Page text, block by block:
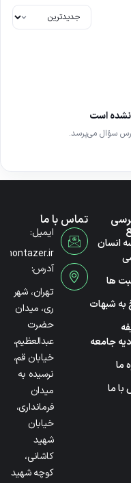
است
درس سؤال می‌پرسد.
انسان
ها
به شبهات
جامعه
ما
ما
تماس با ما
ایمیل:
آدرس:
تهران، شهر
ری، میدان
حضرت
عبدالعظیم،
خیابان قم،
نرسیده به
میدان
فرمانداری،
خیابان
شهید
کاشانی،
کوچه شهید